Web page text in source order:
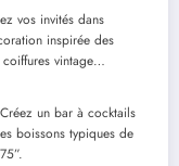
vos invités dans
inspirée des
coiffures vintage…
Créez un bar à cocktails
boissons typiques de